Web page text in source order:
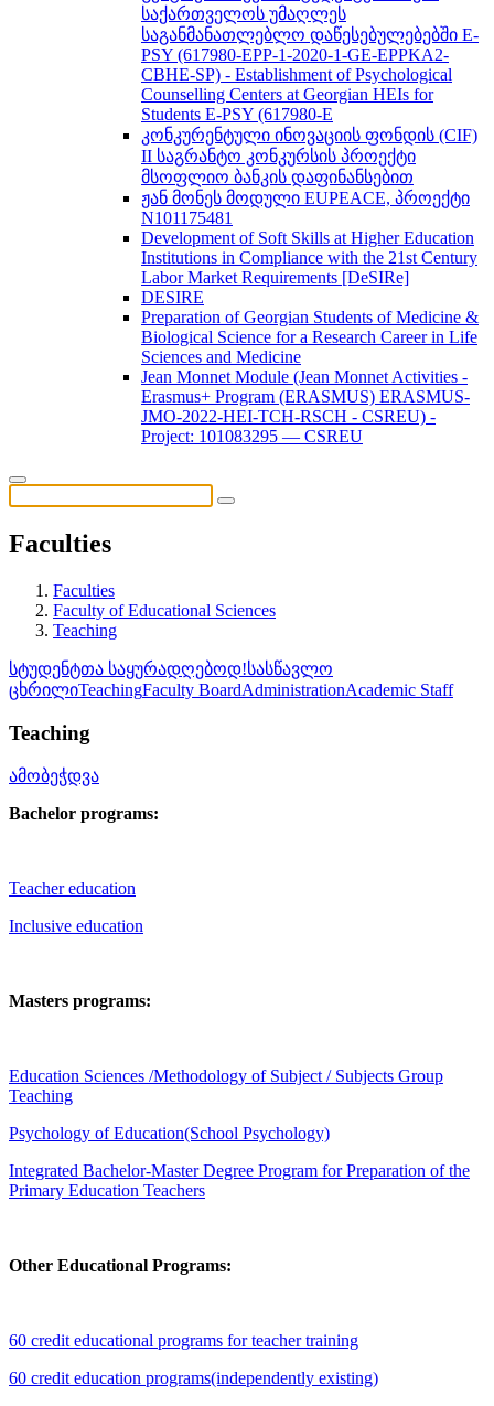
საქართველოს უმაღლეს
საგანმანათლებლო დაწესებულებებში E-
PSY (617980-EPP-1-2020-1-GE-EPPKA2-
CBHE-SP) - Establishment of Psychological
Counselling Centers at Georgian HEIs for
Students E-PSY (617980-E
კონკურენტული ინოვაციის ფონდის (CIF)
II საგრანტო კონკურსის პროექტი
მსოფლიო ბანკის დაფინანსებით
ჟან მონეს მოდული EUPEACE, პროექტი
N101175481
Development of Soft Skills at Higher Education
Institutions in Compliance with the 21st Century
Labor Market Requirements [DeSIRe]
DESIRE
Preparation of Georgian Students of Medicine &
Biological Science for a Research Career in Life
Sciences and Medicine
Jean Monnet Module (Jean Monnet Activities -
Erasmus+ Program (ERASMUS) ERASMUS-
JMO-2022-HEI-TCH-RSCH - CSREU) -
Project: 101083295 — CSREU
Faculties
Faculties
Faculty of Educational Sciences
Teaching
სტუდენტთა საყურადღებოდ!სასწავლო
ცხრილიTeachingFaculty BoardAdministrationAcademic Staff
Teaching
ამობეჭდვა
Bachelor programs:
Teacher education
Inclusive education
Masters programs:
Education Sciences /Methodology of Subject / Subjects Group
Teaching
Psychology of Education(School Psychology)
Integrated Bachelor-Master Degree Program for Preparation of the
Primary Education Teachers
Other Educational Programs:
60 credit educational programs for teacher training
60 credit education programs(independently existing)